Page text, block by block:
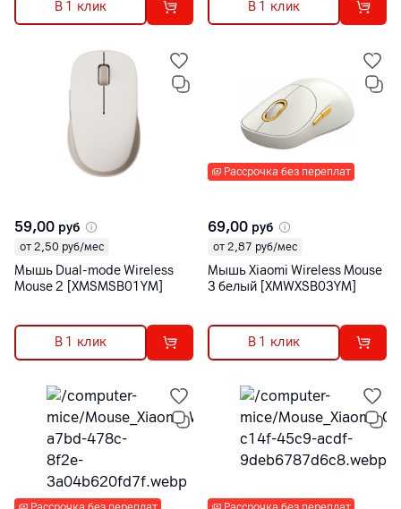
В 1 клик В 1 клик
59,00 руб
от 2,50 руб/мес
Мышь Dual-mode Wireless
Mouse 2 [XMSMSB01YM]
В 1 клик
Рассрочка без переплат
69,00 руб
от 2,87 руб/мес
Мышь Xiaomi Wireless Mouse
3 белый [XMWXSB03YM]
В 1 клик